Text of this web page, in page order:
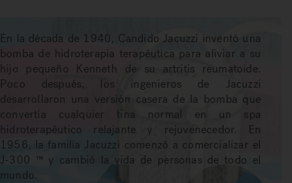
En la década de 1940, Candido Jacuzzi inventó una
bomba de hidroterapia terapéutica para aliviar a su
hijo pequeño Kenneth de su artritis reumatoide.
Poco después, los ingenieros de Jacuzzi
desarrollaron una versión casera de la bomba que
convertía cualquier tina normal en un spa
hidroterapéutico relajante y rejuvenecedor. En
1956, la familia Jacuzzi comenzó a comercializar el
J-300 ™ y cambió la vida de personas de todo el
mundo.